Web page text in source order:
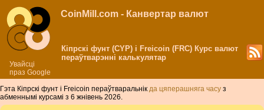
Увайсці
праз Google
CoinMill.com - Канвертар валют
Кіпрскі фунт (CYP) і Freicoin (FRC) Курс валют
пераўтварэнні калькулятар
Гэта Кіпрскі фунт і Freicoin пераўтваральнік да цяперашняга часу з
абменнымі курсамі з 6 жнівень 2026.